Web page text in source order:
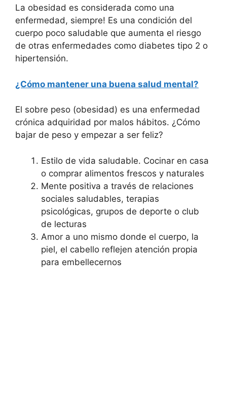
La obesidad es considerada como una
enfermedad, siempre! Es una condición del
cuerpo poco saludable que aumenta el riesgo
de otras enfermedades como diabetes tipo 2 o
hipertensión.
¿Cómo mantener una buena salud mental?
El sobre peso (obesidad) es una enfermedad
crónica adquiridad por malos hábitos. ¿Cómo
bajar de peso y empezar a ser feliz?
Estilo de vida saludable. Cocinar en casa
o comprar alimentos frescos y naturales
Mente positiva a través de relaciones
sociales saludables, terapias
psicológicas, grupos de deporte o club
de lecturas
Amor a uno mismo donde el cuerpo, la
piel, el cabello reflejen atención propia
para embellecernos